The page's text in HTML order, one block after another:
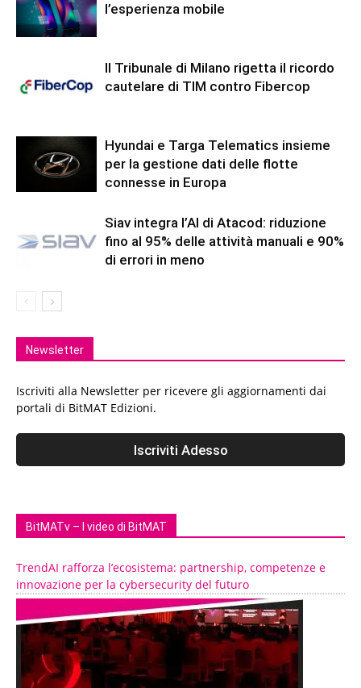
l’esperienza mobile
Il Tribunale di Milano rigetta il ricordo
cautelare di TIM contro Fibercop
Hyundai e Targa Telematics insieme
per la gestione dati delle flotte
connesse in Europa
Siav integra l’AI di Atacod: riduzione
fino al 95% delle attività manuali e 90%
di errori in meno
Newsletter
Iscriviti alla Newsletter per ricevere gli aggiornamenti dai
portali di BitMAT Edizioni.
BitMATv – I video di BitMAT
TrendAI rafforza l’ecosistema: partnership, competenze e
innovazione per la cybersecurity del futuro